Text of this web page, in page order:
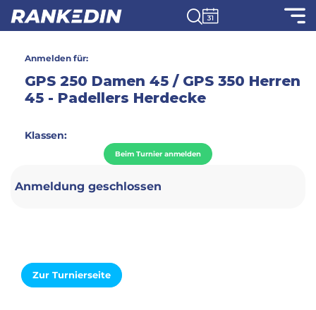
Anmelden für:
GPS 250 Damen 45 / GPS 350 Herren
45 - Padellers Herdecke
Klassen:
Beim Turnier anmelden
Anmeldung geschlossen
Zur Turnierseite